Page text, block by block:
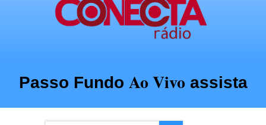
Passo Fundo Ao Vivo assista